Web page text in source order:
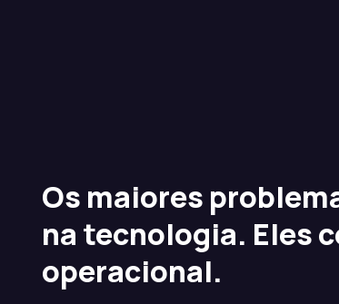
Os maiores
na tecnologia. Eles
operacional.